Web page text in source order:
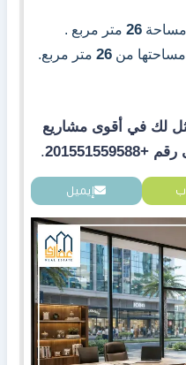
مساحة 26متر مربع .
مساحتها من 26متر مربع.
لك في أقوى مشاريع
.
إيميل